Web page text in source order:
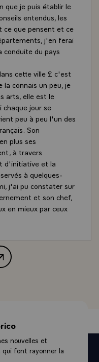
que je puis établir le
entendus, les
ce que pensent et ce
j'en ferai
du pays
cette ville £ c'est
connais un peu, je
arts, elle est le
jour se
peu à peu l'un des
Son
plus ses
à travers
d'initiative et la
à quelques-
j'ai pu constater sur
et son chef,
en mieux par ceux
un
toute petite
près de 400 salariés
Son organisation,
montrent bien que
a suffi de quelques
et compétence pour
des répercussions
de M. François Mitterrand,
nouvelles et
font rayonner la